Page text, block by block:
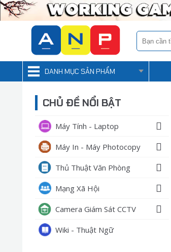
DANH MỤC SẢN PHẨM
CHỦ ĐỀ NỔI BẬT
Máy Tính - Laptop
Máy In - Máy Photocopy
Thủ Thuật Văn Phòng
Mạng Xã Hội
Camera Giám Sát CCTV
Wiki - Thuật Ngữ